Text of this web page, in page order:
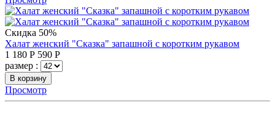
Скидка 50%
Халат женский "Сказка" запашной с коротким рукавом
1 180 Р 590 Р
размер :
В корзину
Просмотр